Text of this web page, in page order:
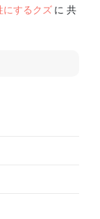
にするクズ に 共